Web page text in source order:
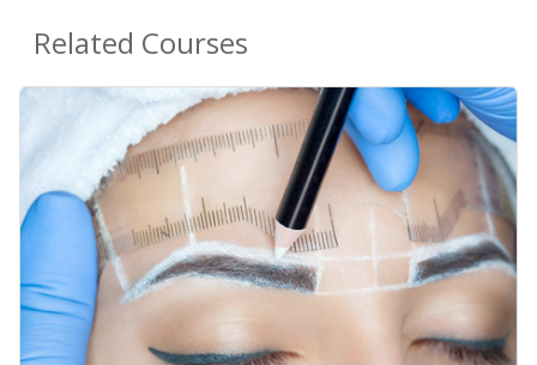
Related Courses